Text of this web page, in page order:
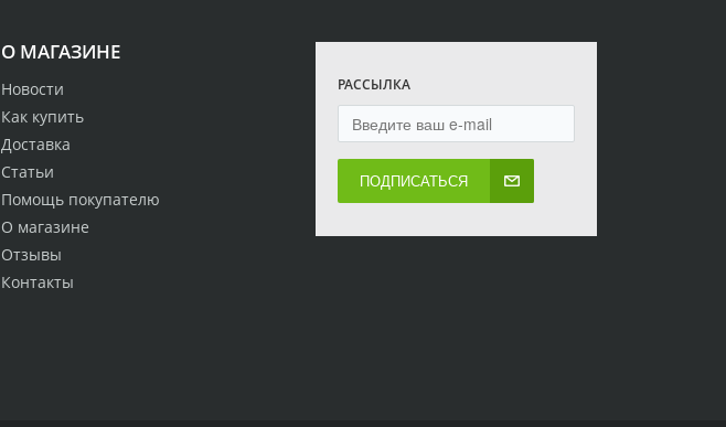
О МАГАЗИНЕ
Новости
Как купить
Доставка
Статьи
Помощь покупателю
О магазине
Отзывы
Контакты
РАССЫЛКА
ПОДПИСАТЬСЯ